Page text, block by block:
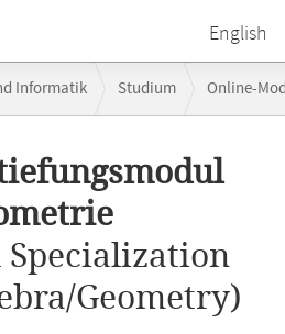
English
Informatik Studium Online-
Specialization
Geometry)